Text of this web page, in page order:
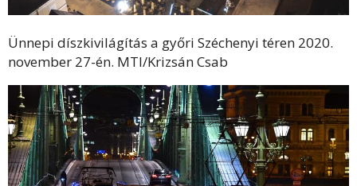
Ünnepi díszkivilágítás a győri Széchenyi téren 2020.
november 27-én. MTI/Krizsán Csab